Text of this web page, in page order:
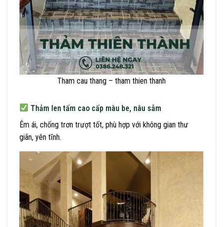
Tham cau thang – tham thien thanh
Thảm len tấm cao cấp màu be, nâu sẫm
Êm ái, chống trơn trượt tốt, phù hợp với không gian thư
giãn, yên tĩnh.